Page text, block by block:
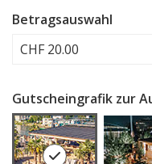
Betragsauswahl
Gutscheingrafik zur